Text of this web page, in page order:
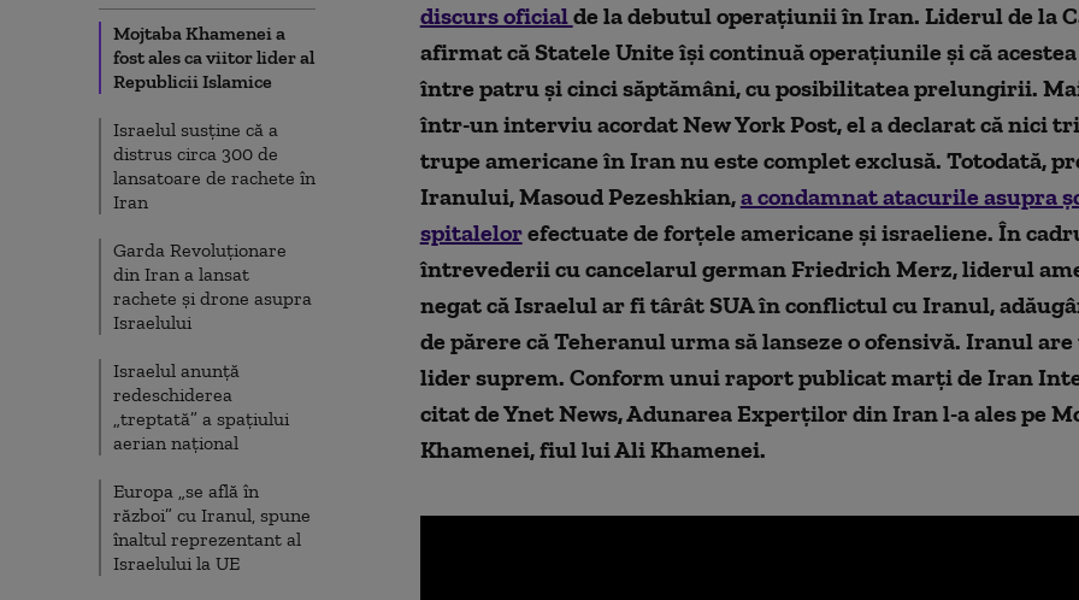
Mojtaba Khamenei a
fost ales ca viitor lider al
Republicii Islamice
Israelul susține că a
distrus circa 300 de
lansatoare de rachete în
Iran
Garda Revoluționare
din Iran a lansat
rachete și drone asupra
Israelului
Israelul anunță
redeschiderea
„treptată” a spațiului
aerian național
Europa „se află în
război” cu Iranul, spune
înaltul reprezentant al
Israelului la UE
discurs oficialde la debutul operațiunii în Iran. Liderul de la
afirmat că Statele Unite își continuă operațiunile și că
între patru și cinci săptămâni, cu posibilitatea prelungirii.
într-un interviu acordat New York Post, el a declarat că nici
trupe americane în Iran nu este complet exclusă. Totodată,
Iranului, Masoud Pezeshkian,a condamnat atacurile asupra
spitalelorefectuate de forțele americane și israeliene. În
întrevederii cu cancelarul german Friedrich Merz, liderul
negat că Israelul ar fi târât SUA în conflictul cu Iranul,
de părere că Teheranul urma să lanseze o ofensivă. Iranul
lider suprem. Conform unui raport publicat marți de Iran
citat de Ynet News, Adunarea Experților din Iran l-a ales pe
Khamenei, fiul lui Ali Khamenei.